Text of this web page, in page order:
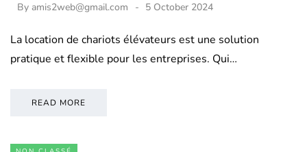
By amis2web@gmail.com 5 October 2024
La location de chariots élévateurs est une solution
pratique et flexible pour les entreprises. Qui…
READ MORE